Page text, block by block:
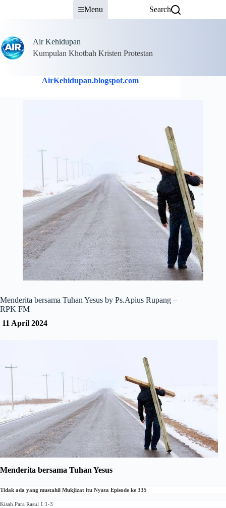
Menu Search
Air Kehidupan
Kumpulan Khotbah Kristen Protestan
AirKehidupan.blogspot.com
Menderita bersama Tuhan Yesus by Ps.Apius Rupang –
RPK FM
11 April 2024
Menderita bersama Tuhan Yesus
Tidak ada yang mustahil Mukjizat itu Nyata Episode ke 335
Kisah Para Rasul 1:1-3